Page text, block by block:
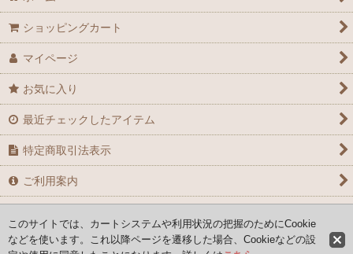
ショッピングカート
マイページ
お気に入り
最近チェックしたアイテム
特定商取引法表示
ご利用案内
このサイトでは、カートシステムや利用状況の把握のためにCookie
などを使います。これ以降ページを遷移した場合、Cookieなどの設